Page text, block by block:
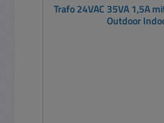
Trafo 24VAC 35VA 1,5A
Outdoor